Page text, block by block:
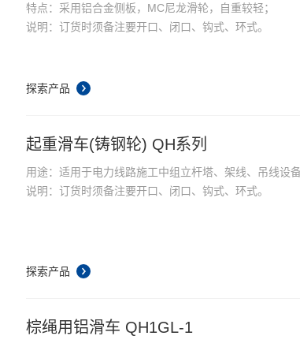
特点：采用铝合金侧板，MC尼龙滑轮，自重较轻；
说明：订货时须备注要开口、闭口、钩式、环式。
探索产品
起重滑车(铸钢轮) QH系列
用途：适用于电力线路施工中组立杆塔、架线、吊线设
说明：订货时须备注要开口、闭口、钩式、环式。
探索产品
棕绳用铝滑车 QH1GL-1